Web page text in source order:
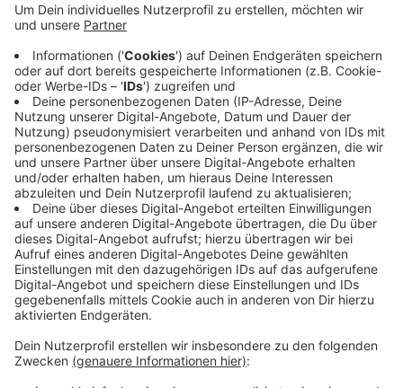
Anzeige
Die AfD wehrt sich in dem Verfahren dagegen, dass
der Verfassungsschutz die gesamte Partei als
extremistischen Verdachtsfall führt. In erster Instanz
hatte das Verwaltungsgericht Köln den
Verfassungsschützern recht gegeben: Die Richter
sahen ausreichend Anhaltspunkte für
verfassungsfeindliche Bestrebungen innerhalb der
AfD. Weil das Bundesamt seinen Sitz in Köln hat, sind
die Gerichte in NRW zuständig.
Anzeige
Erneut Schlagabtausch vor Gericht